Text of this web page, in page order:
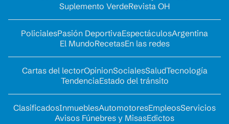
Suplemento VerdeRevista OH
PolicialesPasión DeportivaEspectáculosArgentina
El MundoRecetasEn las redes
Cartas del lectorOpinionSocialesSaludTecnología
TendenciaEstado del tránsito
ClasificadosInmueblesAutomotoresEmpleosServicios
Avisos Fúnebres y MisasEdictos